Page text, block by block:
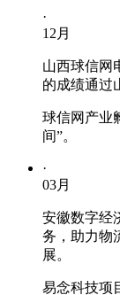
·
12 月
山西球信
的成绩通过
球
间”。
·
03月
安徽数字经
务，助力物
展。
易念科技项